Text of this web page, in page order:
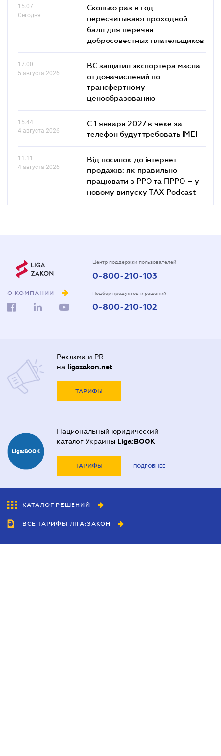
15.07
Сегодня
Сколько раз в год
пересчитывают проходной
балл для перечня
добросовестных плательщиков
17.00
5 августа 2026
ВС защитил экспортера масла
от доначислений по
трансфертному
ценообразованию
15.44
4 августа 2026
С 1 января 2027 в чеке за
телефон будут требовать IMEI
11.11
4 августа 2026
Від посилок до інтернет-
продажів: як правильно
працювати з РРО та ПРРО – у
новому випуску TAX Podcast
О КОМПАНИИ
Центр поддержки пользователей
0-800-210-103
Подбор продуктов и решений
0-800-210-102
Реклама и PR
на ligazakon.net
ТАРИФЫ
Национальный юридический
каталог Украины Liga:BOOK
ТАРИФЫ ПОДРОБНЕЕ
КАТАЛОГ РЕШЕНИЙ
ВСЕ ТАРИФЫ ЛІГА:ЗАКОН